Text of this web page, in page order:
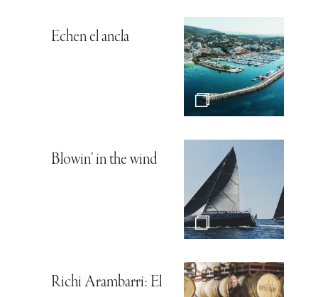
Echen el ancla
Blowin’ in the wind
Richi Arambarri: El